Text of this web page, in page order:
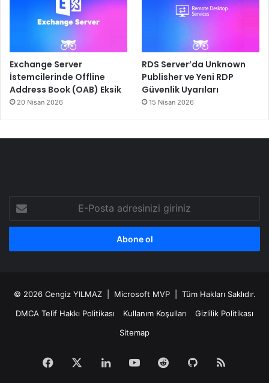
Exchange Server
İstemcilerinde Offline
Address Book (OAB) Eksik
20 Nisan 2026
RDS Server’da Unknown
Publisher ve Yeni RDP
Güvenlik Uyarıları
15 Nisan 2026
Posta
adresinizi
© 2026 Cengiz YILMAZ| Microsoft MVP | Tüm Hakları Saklıdır.
DMCA Telif Hakkı Politikası
Kullanım Koşulları
Gizlilik Politikası
Sitemap
Facebook LinkedInYouTubeRedditGitHubRSS